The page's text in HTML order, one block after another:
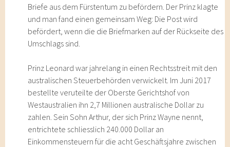
Briefe aus dem Fürstentum zu befördern. Der Prinz klagte
und man fand einen gemeinsam Weg: Die Post wird
befördert, wenn die die Briefmarken auf der Rückseite des
Umschlags sind.
Prinz Leonard war jahrelang in einen Rechtsstreit mit den
australischen Steuerbehörden verwickelt. Im Juni 2017
bestellte veruteilte der Oberste Gerichtshof von
Westaustralien ihn 2,7 Millionen australische Dollar zu
zahlen. Sein Sohn Arthur, der sich Prinz Wayne nennt,
entrichtete schliesslich 240.000 Dollar an
Einkommensteuern für die acht Geschäftsjahre zwischen